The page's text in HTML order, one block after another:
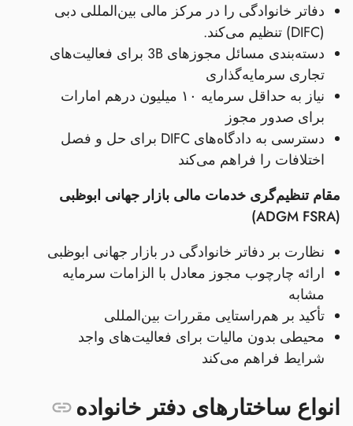
دفاتر خانوادگی را در مرکز مالی بین‌المللی دبی
(DIFC) تنظیم می‌کند.
دسته‌بندی مسائل مجوزهای 3B برای فعالیت‌های
تجاری سرمایه‌گذاری
نیاز به حداقل سرمایه ۱۰ میلیون درهم امارات
برای صدور مجوز
دسترسی به دادگاه‌های DIFC برای حل و فصل
اختلافات را فراهم می‌کند
مقام تنظیم‌گری خدمات مالی بازار جهانی ابوظبی
(ADGM FSRA)
نظارت بر دفاتر خانوادگی در بازار جهانی ابوظبی
ارائه چارچوب مجوز معادل با الزامات سرمایه
مشابه
تأکید بر هم‌راستایی مقررات بین‌المللی
محیطی بدون مالیات برای فعالیت‌های واجد
شرایط فراهم می‌کند
انواع ساختارهای دفتر خانواده